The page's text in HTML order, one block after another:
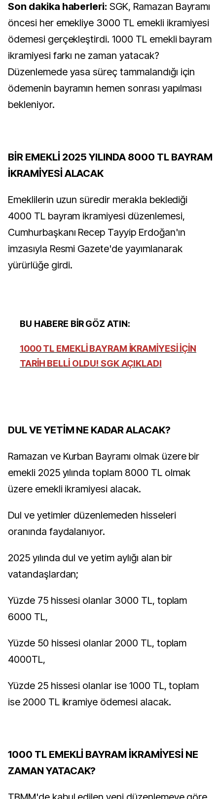
Son dakika haberleri: SGK, Ramazan Bayramı
öncesi her emekliye 3000 TL emekli ikramiyesi
ödemesi gerçekleştirdi. 1000 TL emekli bayram
ikramiyesi farkı ne zaman yatacak?
Düzenlemede yasa süreç tammalandığı için
ödemenin bayramın hemen sonrası yapılması
bekleniyor.
BİR EMEKLİ 2025 YILINDA 8000 TL BAYRAM
İKRAMİYESİ ALACAK
Emeklilerin uzun süredir merakla beklediği
4000 TL bayram ikramiyesi düzenlemesi,
Cumhurbaşkanı Recep Tayyip Erdoğan'ın
imzasıyla Resmi Gazete'de yayımlanarak
yürürlüğe girdi.
BU HABERE BİR GÖZ ATIN:
1000 TL EMEKLİ BAYRAM İKRAMİYESİ İÇİN
TARİH BELLİ OLDU! SGK AÇIKLADI
DUL VE YETİM NE KADAR ALACAK?
Ramazan ve Kurban Bayramı olmak üzere bir
emekli 2025 yılında toplam 8000 TL olmak
üzere emekli ikramiyesi alacak.
Dul ve yetimler düzenlemeden hisseleri
oranında faydalanıyor.
2025 yılında dul ve yetim aylığı alan bir
vatandaşlardan;
Yüzde 75 hissesi olanlar 3000 TL, toplam
6000 TL,
Yüzde 50 hissesi olanlar 2000 TL, toplam
4000TL,
Yüzde 25 hissesi olanlar ise 1000 TL, toplam
ise 2000 TL ikramiye ödemesi alacak.
1000 TL EMEKLİ BAYRAM İKRAMİYESİ NE
ZAMAN YATACAK?